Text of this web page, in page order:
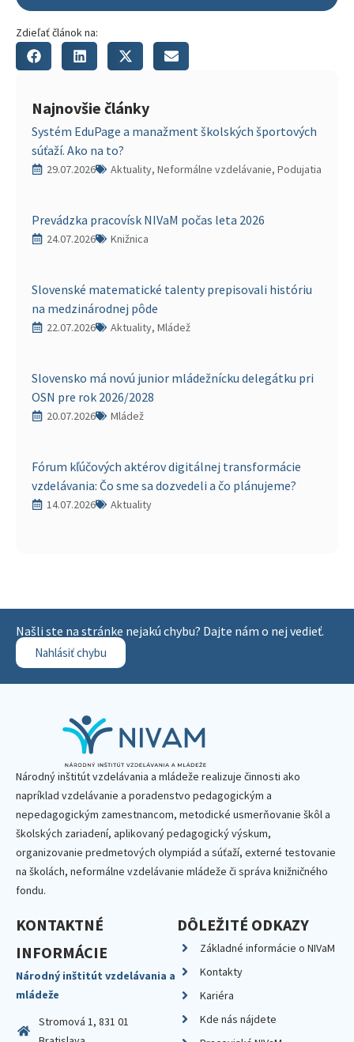
Zdieľať článok na:
Najnovšie články
Systém EduPage a manažment školských športových
súťaží. Ako na to?
29.07.2026 Aktuality, Neformálne vzdelávanie, Podujatia
Prevádzka pracovísk NIVaM počas leta 2026
24.07.2026 Knižnica
Slovenské matematické talenty prepisovali históriu
na medzinárodnej pôde
22.07.2026 Aktuality, Mládež
Slovensko má novú junior mládežnícku delegátku pri
OSN pre rok 2026/2028
20.07.2026 Mládež
Fórum kľúčových aktérov digitálnej transformácie
vzdelávania: Čo sme sa dozvedeli a čo plánujeme?
14.07.2026 Aktuality
Našli ste na stránke nejakú chybu? Dajte nám o nej vedieť.
Nahlásiť chybu
Národný inštitút vzdelávania a mládeže realizuje činnosti ako
napríklad vzdelávanie a poradenstvo pedagogickým a
nepedagogickým zamestnancom, metodické usmerňovanie škôl a
školských zariadení, aplikovaný pedagogický výskum,
organizovanie predmetových olympiád a súťaží, externé testovanie
na školách, neformálne vzdelávanie mládeže či správa knižničného
fondu.
KONTAKTNÉ
INFORMÁCIE
Národný inštitút vzdelávania a
mládeže
Stromová 1, 831 01
DÔLEŽITÉ ODKAZY
Základné informácie o NIVaM
Kontakty
Kariéra
Kde nás nájdete